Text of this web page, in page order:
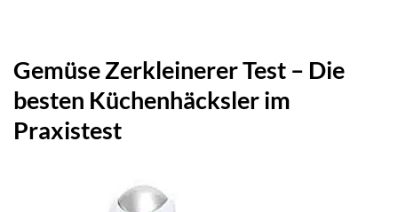
Gemüse Zerkleinerer Test – Die
besten Küchenhäcksler im
Praxistest